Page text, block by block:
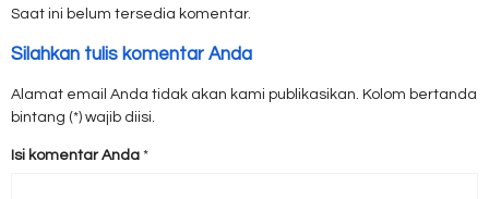
Saat ini belum tersedia komentar.
Silahkan tulis komentar Anda
Alamat email Anda tidak akan kami publikasikan. Kolom bertanda
bintang (*) wajib diisi.
Isi komentar Anda *